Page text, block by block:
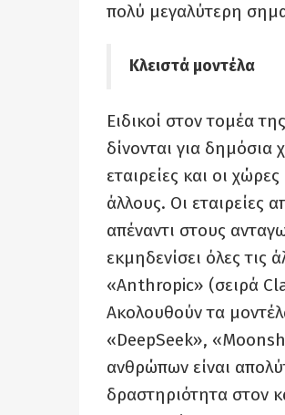
πολύ μεγαλύτερη
Κλειστά μοντέλα
Ειδικοί στον τομέα
δίνονται για
εταιρείες και οι
άλλους. Οι εταιρείες
απέναντι στους
εκμηδενίσει όλες τις
«Anthropic» (σειρά
Ακολουθούν τα
«DeepSeek»,
ανθρώπων είναι
δραστηριότητα στον